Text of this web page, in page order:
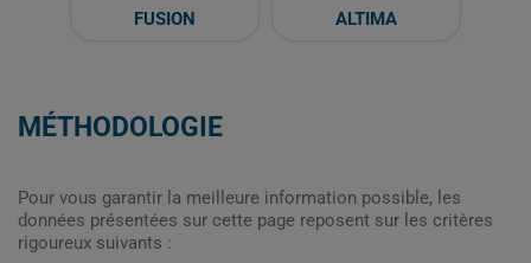
FUSION
ALTIMA
MÉTHODOLOGIE
Pour vous garantir la meilleure information possible, les
données présentées sur cette page reposent sur les critères
rigoureux suivants :